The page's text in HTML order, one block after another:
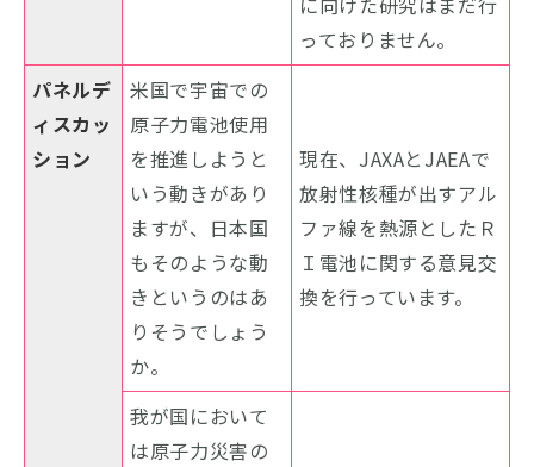
っておりません。
パネルデ
ィスカッ
ション
米国で宇宙での
原子力電池使用
を推進しようと
いう動きがあり
ますが、日本国
もそのような動
きというのはあ
りそうでしょう
か。
現在、JAXAとJAEAで
放射性核種が出すアル
ファ線を熱源としたＲ
Ｉ電池に関する意見交
換を行っています。
我が国において
は原子力災害の